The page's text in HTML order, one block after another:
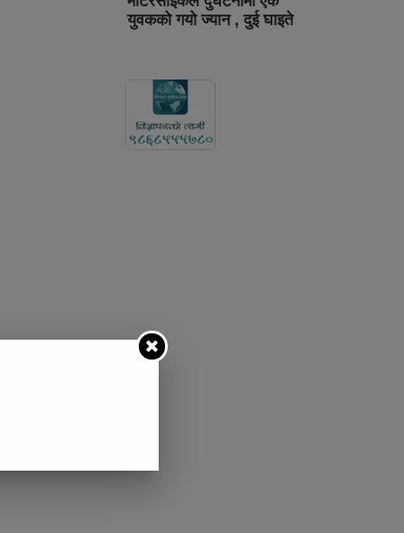
युवकको गयो ज्यान , दुई घाइते